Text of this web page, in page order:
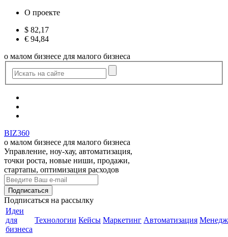
О проекте
$ 82,17
€ 94,84
о малом бизнесе для малого бизнеса
BIZ360
о малом бизнесе для малого бизнеса
Управление, ноу-хау, автоматизация,
точки роста, новые ниши, продажи,
стартапы, оптимизация расходов
Подписаться на рассылку
Идеи
для
бизнеса
Технологии Кейсы Маркетинг Автоматизация